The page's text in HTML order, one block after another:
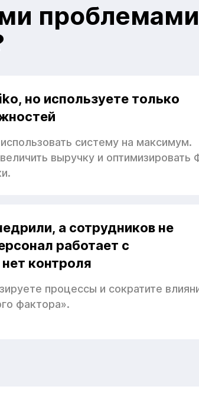
но используете только
систему на максимум.
выручку и оптимизировать
а сотрудников не
работает с
контроля
процессы и сократите
фактора».